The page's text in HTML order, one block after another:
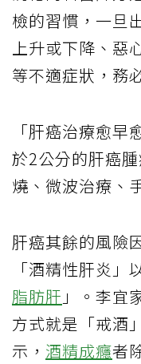
檢的習慣，一旦
上升或下降、惡
等不適症狀，務
「肝癌治療愈
於2公分的肝癌
燒、微波治療、
肝癌其餘的風險
「酒精性肝炎
脂肪肝 」。李宜
方式就是「戒酒
示， 酒精成癮者